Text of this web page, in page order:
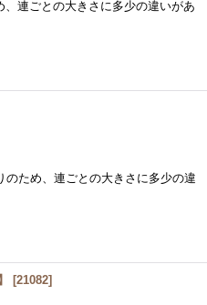
連ごとの大きさに多少の違いがあ
ため、連ごとの大きさに多少の違
[21082]